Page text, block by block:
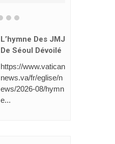
L’hymne Des JMJ
De Séoul Dévoilé
https://www.vatican
news.va/fr/eglise/n
ews/2026-08/hymn
e...